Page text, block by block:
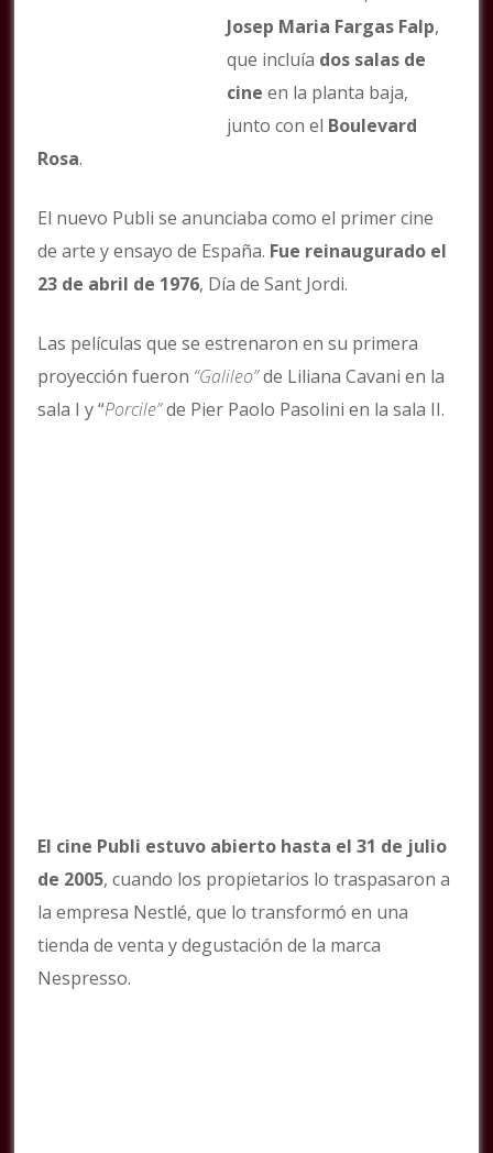
Josep Maria Fargas Falp,
que incluía dos salas de
cine en la planta baja,
junto con el Boulevard
Rosa.
El nuevo Publi se anunciaba como el primer cine
de arte y ensayo de España. Fue reinaugurado el
23 de abril de 1976, Día de Sant Jordi.
Las películas que se estrenaron en su primera
proyección fueron “Galileo”de Liliana Cavani en la
sala I y “Porcile”de Pier Paolo Pasolini en la sala II.
El cine Publi estuvo abierto hasta el 31 de julio
de 2005, cuando los propietarios lo traspasaron a
la empresa Nestlé, que lo transformó en una
tienda de venta y degustación de la marca
Nespresso.